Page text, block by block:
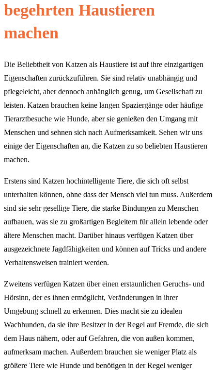
begehrten Haustieren
machen
Die Beliebtheit von Katzen als Haustiere ist auf ihre einzigartigen
Eigenschaften zurückzuführen. Sie sind relativ unabhängig und
pflegeleicht, aber dennoch anhänglich genug, um Gesellschaft zu
leisten. Katzen brauchen keine langen Spaziergänge oder häufige
Tierarztbesuche wie Hunde, aber sie genießen den Umgang mit
Menschen und sehnen sich nach Aufmerksamkeit. Sehen wir uns
einige der Eigenschaften an, die Katzen zu so beliebten Haustieren
machen.
Erstens sind Katzen hochintelligente Tiere, die sich oft selbst
unterhalten können, ohne dass der Mensch viel tun muss. Außerdem
sind sie sehr gesellige Tiere, die starke Bindungen zu Menschen
aufbauen, was sie zu großartigen Begleitern für allein lebende oder
ältere Menschen macht. Darüber hinaus verfügen Katzen über
ausgezeichnete Jagdfähigkeiten und können auf Tricks und andere
Verhaltensweisen trainiert werden.
Zweitens verfügen Katzen über einen erstaunlichen Geruchs- und
Hörsinn, der es ihnen ermöglicht, Veränderungen in ihrer
Umgebung schnell zu erkennen. Dies macht sie zu idealen
Wachhunden, da sie ihre Besitzer in der Regel auf Fremde, die sich
dem Haus nähern, oder auf Gefahren, die von außen kommen,
aufmerksam machen. Außerdem brauchen sie weniger Platz als
größere Tiere wie Hunde und benötigen in der Regel weniger